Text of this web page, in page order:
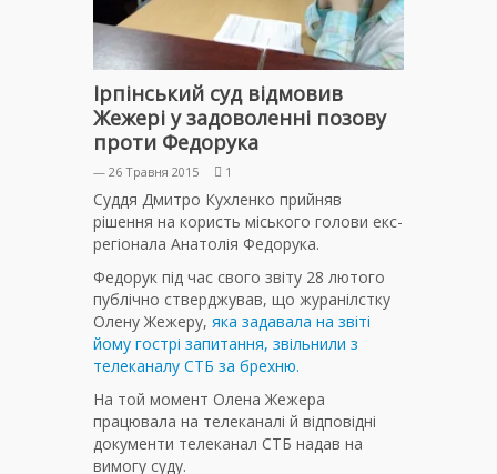
Ірпінський суд відмовив
Жежері у задоволенні позову
проти Федорука
— 26 Травня 2015 1
Суддя Дмитро Кухленко прийняв
рішення на користь міського голови екс-
регіонала Анатолія Федорука.
Федорук під час свого звіту 28 лютого
публічно стверджував, що журанілстку
Олену Жежеру, яка задавала на звіті
йому гострі запитання, звільнили з
телеканалу СТБ за брехню.
На той момент Олена Жежера
працювала на телеканалі й відповідні
документи телеканал СТБ надав на
вимогу суду.